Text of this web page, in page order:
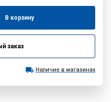
В корзину
заказ
Наличие в магазинах